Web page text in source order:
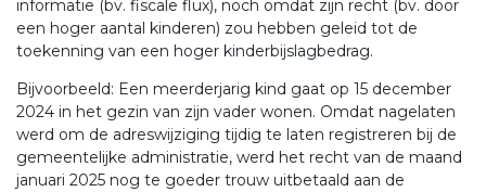
informatie (bv. fiscale flux), noch omdat zijn recht (bv. door
een hoger aantal kinderen) zou hebben geleid tot de
toekenning van een hoger kinderbijslagbedrag.
Bijvoorbeeld: Een meerderjarig kind gaat op 15 december
2024 in het gezin van zijn vader wonen. Omdat nagelaten
werd om de adreswijziging tijdig te laten registreren bij de
gemeentelijke administratie, werd het recht van de maand
januari 2025 nog te goeder trouw uitbetaald aan de